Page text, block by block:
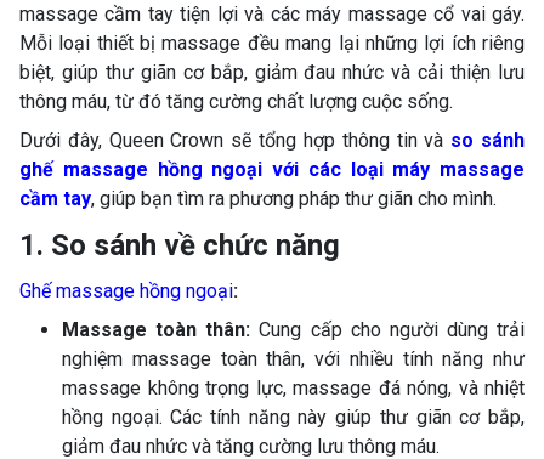
massage cầm tay tiện lợi và các máy massage cổ vai gáy.
Mỗi loại thiết bị massage đều mang lại những lợi ích riêng
biệt, giúp thư giãn cơ bắp, giảm đau nhức và cải thiện lưu
thông máu, từ đó tăng cường chất lượng cuộc sống.
Dưới đây, Queen Crown sẽ tổng hợp thông tin và so sánh
ghế massage hồng ngoại với các loại máy massage
cầm tay, giúp bạn tìm ra phương pháp thư giãn cho mình.
1. So sánh về chức năng
Ghế massage hồng ngoại:
Massage toàn thân: Cung cấp cho người dùng trải
nghiệm massage toàn thân, với nhiều tính năng như
massage không trọng lực, massage đá nóng, và nhiệt
hồng ngoại. Các tính năng này giúp thư giãn cơ bắp,
giảm đau nhức và tăng cường lưu thông máu.